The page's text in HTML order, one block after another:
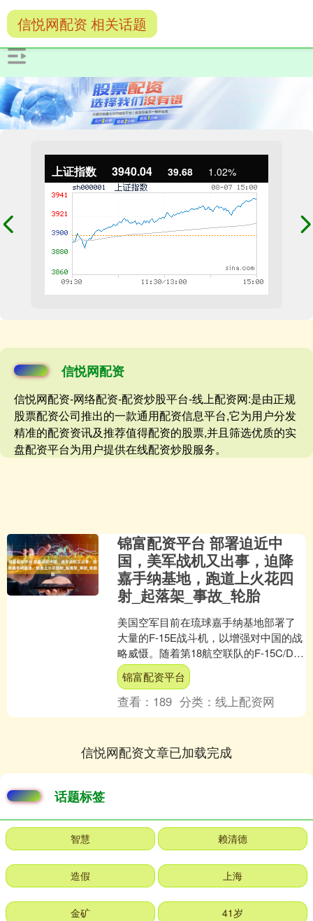
上证指数 3940.04 39.68 1.02%
信悦网配资
信悦网配资-网络配资-配资炒股平台-线上配资网:是由正规
股票配资公司推出的一款通用配资信息平台,它为用户分发
精准的配资资讯及推荐值得配资的股票,并且筛选优质的实
盘配资平台为用户提供在线配资炒股服务。
信悦网配资 相关话题
锦富配资平台 部署迫近中
国，美军战机又出事，迫降
嘉手纳基地，跑道上火花四
射_起落架_事故_轮胎
美国空军目前在琉球嘉手纳基地部署了
大量的F-15E战斗机，以增强对中国的战
略威慑。随着第18航空联队的F-15C/D战
斗机逐渐退役，嘉手纳基地已没有任何
永久驻扎....
锦富配资平台
查看： 189 分类：线上配资网
信悦网配资文章已加载完成
话题标签
智慧 赖清德
造假 上海
金矿 41岁